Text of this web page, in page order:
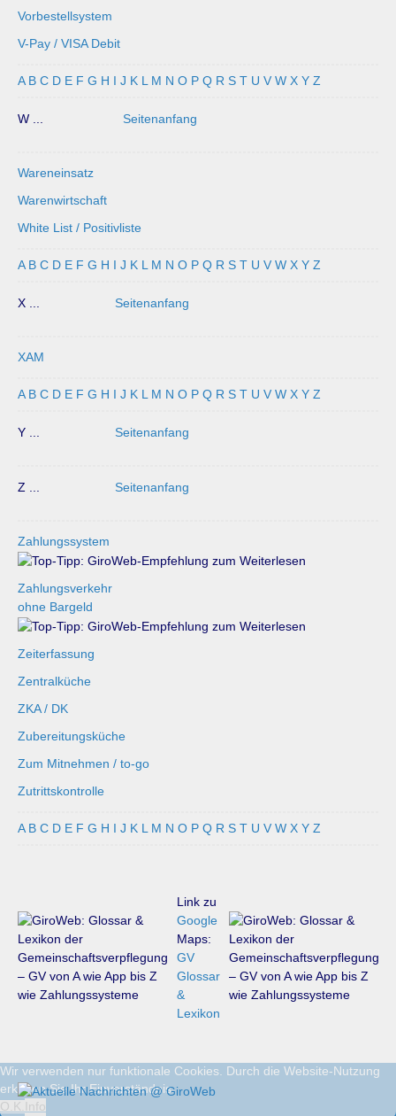
Vorbestellsystem
V-Pay / VISA Debit
A B C D E F G H I J K L M N O P Q R S T U V W X Y Z
W ... Seitenanfang
Wareneinsatz
Warenwirtschaft
White List / Positivliste
A B C D E F G H I J K L M N O P Q R S T U V W X Y Z
X ... Seitenanfang
XAM
A B C D E F G H I J K L M N O P Q R S T U V W X Y Z
Y ... Seitenanfang
Z ... Seitenanfang
Zahlungssystem
Zahlungsverkehr
ohne Bargeld
Zeiterfassung
Zentralküche
ZKA / DK
Zubereitungsküche
Zum Mitnehmen / to-go
Zutrittskontrolle
A B C D E F G H I J K L M N O P Q R S T U V W X Y Z
Link zu
Google
Maps:
GV
Glossar
&
Lexikon
Wir verwenden nur funktionale Cookies. Durch die Website-Nutzung
erklären Sie Ihr Einverständnis.
O.K.
Info